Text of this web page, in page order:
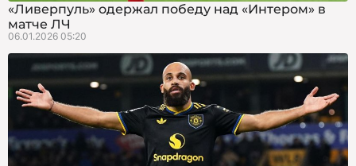
«Ливерпуль» одержал победу над «Интером» в
матче ЛЧ
06.01.2026 05:20